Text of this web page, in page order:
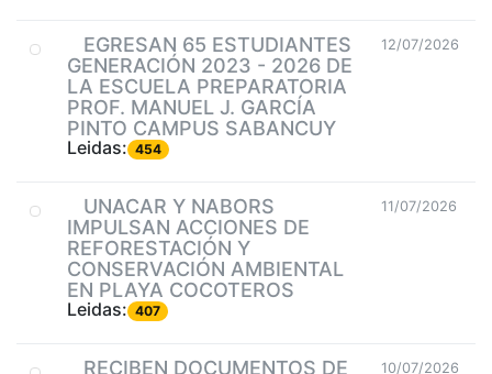
EGRESAN 65 ESTUDIANTES
GENERACIÓN 2023 - 2026 DE
LA ESCUELA PREPARATORIA
PROF. MANUEL J. GARCÍA
PINTO CAMPUS SABANCUY
Leidas: 454
12/07/2026
UNACAR Y NABORS
IMPULSAN ACCIONES DE
REFORESTACIÓN Y
CONSERVACIÓN AMBIENTAL
EN PLAYA COCOTEROS
Leidas: 407
11/07/2026
RECIBEN DOCUMENTOS DE 10/07/2026